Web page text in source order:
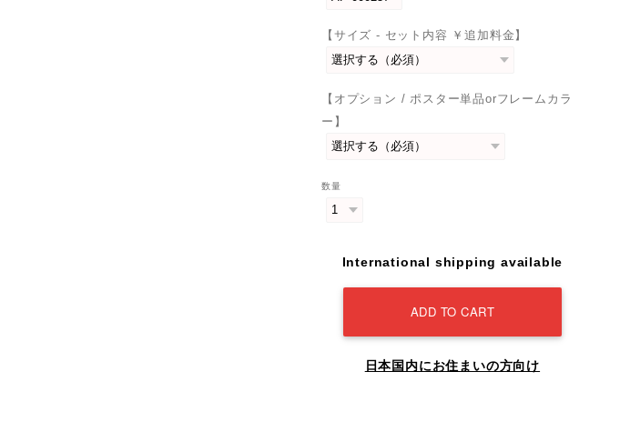
【サイズ - セット内容 ￥追加料金】
【オプション / ポスター単品orフレームカラ
ー】
数量
International shipping available
ADD TO CART
日本国内にお住まいの方向け